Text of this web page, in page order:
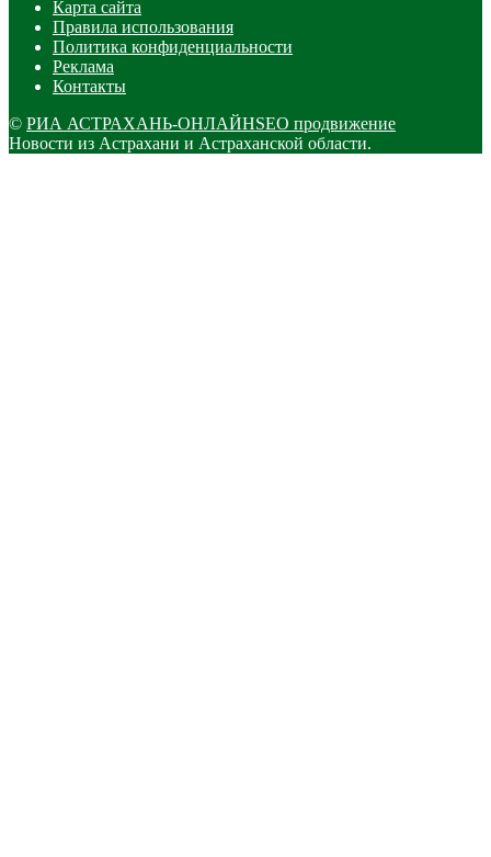
Карта сайта
Правила использования
Политика конфиденциальности
Реклама
Контакты
© РИА АСТРАХАНЬ-ОНЛАЙНSEO продвижение
Новости из Астрахани и Астраханской области.